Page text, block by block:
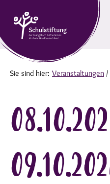
Sie sind hier: Veranstaltungen /